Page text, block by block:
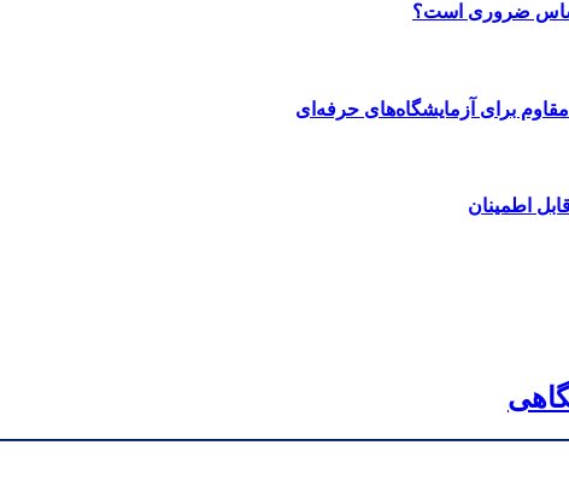
حساس ضروری است؟
برای آزمایشگاه‌های حرفه‌ای
اطمینان